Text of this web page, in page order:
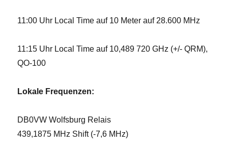
11:00 Uhr Local Time auf 10 Meter auf 28.600 MHz
11:15 Uhr Local Time auf 10,489 720 GHz (+/- QRM),
QO-100
Lokale Frequenzen:
DB0VW Wolfsburg Relais
439,1875 MHz Shift (-7,6 MHz)